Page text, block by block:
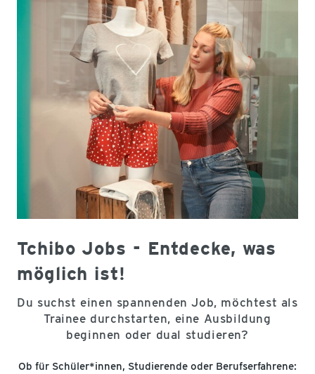
Tchibo Jobs - Entdecke, was
möglich ist!
Du suchst einen spannenden Job, möchtest als
Trainee durchstarten, eine Ausbildung
beginnen oder dual studieren?
Ob für Schüler*innen, Studierende oder Berufserfahrene: